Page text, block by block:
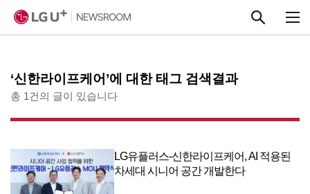
‘신한라이프케어’에 대한 태그 검색결과
총 1건의 글이 있습니다
LG유플러스-신한라이프케어, AI 적용된
차세대 시니어 공간 개발한다